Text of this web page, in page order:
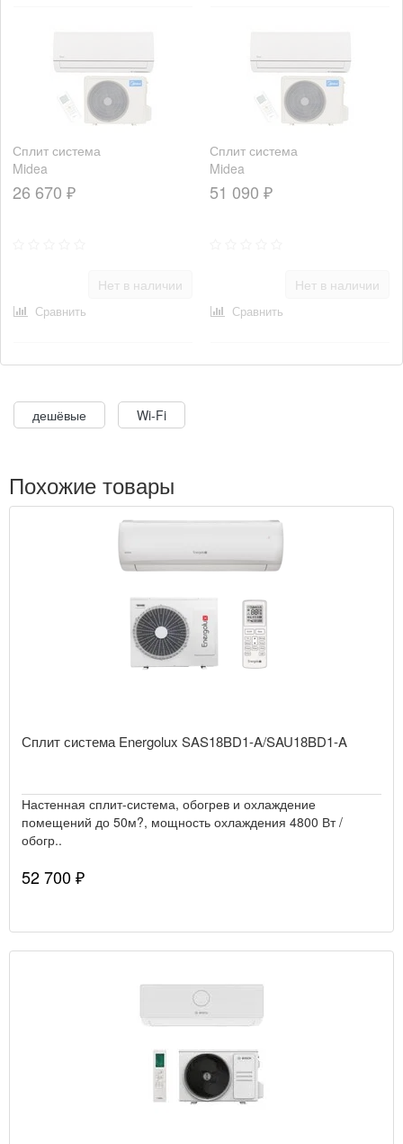
Сплит система
Midea
MSMA1B-
12HRN1
26 670 ₽
Нет в наличии
Сравнить
Сплит система
Midea
MSMA1D-
24HRN1
51 090 ₽
Нет в наличии
Сравнить
дешёвые Wi-Fi
Похожие товары
Сплит система Energolux SAS18BD1-A/SAU18BD1-A
Настенная сплит-система, обогрев и охлаждение
помещений до 50м?, мощность охлаждения 4800 Вт /
обогр..
52 700 ₽